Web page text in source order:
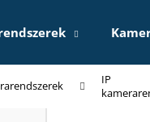
IP